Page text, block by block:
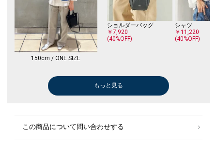
150cm / ONE SIZE
ショルダーバッグ
￥7,920
(40%OFF)
シャツ
￥11,220
(40%OFF)
￥10,560
ボストンバッグ
ショルダーバッグ
ショルダーバッグ
ショルダーバッグ
￥31,900
ショルダーバッグ
ショルダーバッグ
ショルダーバッグ
ショルダーバッグ
トートバッグ
ショルダーバッグ
￥9,240
ショルダーバッグ
￥9,240
ショルダーバッグ
もっと見る
この商品について問い合わせする